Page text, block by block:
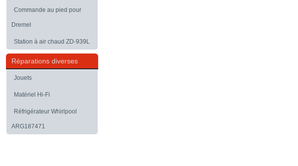
Commande au pied pour
Dremel
Station à air chaud ZD-939L
Réparations diverses
Jouets
Matériel Hi-Fi
Réfrigérateur Whirlpool
ARG187471